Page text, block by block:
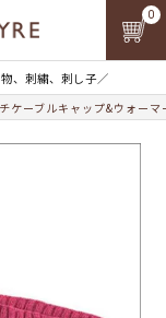
、刺繍、刺し子／
0
ケーブルキャップ&ウォー